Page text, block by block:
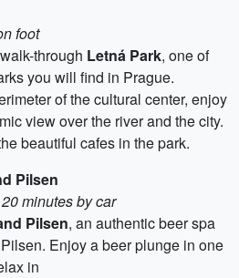
foot
through Letná Park, one of
you will find in Prague.
of the cultural center, enjoy
view over the river and the city.
beautiful cafes in the park.
Pilsen
minutes by car
Pilsen, an authentic beer spa
Enjoy a beer plunge in one
in